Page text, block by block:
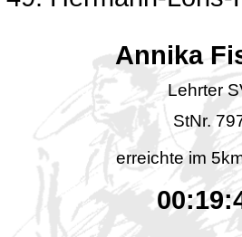
Annika
Lehrter
StNr.
erreichte im